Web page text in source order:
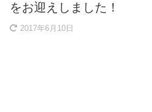
をお迎えしました！
2017年6月10日